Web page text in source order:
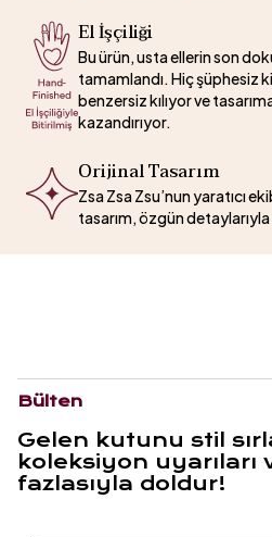
El İşçiliği
Bu ürün, usta ellerin son
tamamlandı. Hiç şüphesiz
benzersiz kılıyor ve
kazandırıyor.
Orijinal Tasarım
Zsa Zsa Zsu’nun yaratıcı
tasarım, özgün
Bülten
Gelen kutunu stil
koleksiyon uyarıları
fazlasıyla doldur!